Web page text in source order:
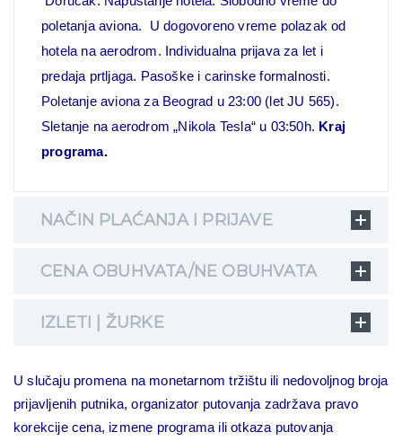
poletanja aviona. U dogovoreno vreme polazak od
hotela na aerodrom. Individualna prijava za let i
predaja prtljaga. Pasoške i carinske formalnosti.
Poletanje aviona za Beograd u 23:00 (let JU 565).
Sletanje na aerodrom „Nikola Tesla“ u 03:50h. Kraj
programa.
NAČIN PLAĆANJA I PRIJAVE
CENA OBUHVATA/NE OBUHVATA
IZLETI | ŽURKE
U slučaju promena na monetarnom tržištu ili nedovoljnog broja
prijavljenih putnika, organizator putovanja zadržava pravo
korekcije cena, izmene programa ili otkaza putovanja